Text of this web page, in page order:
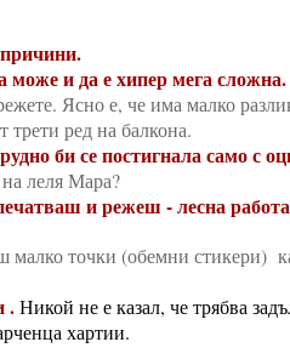
може и да е хипер мега сложна.
Ясно е, че има малко
ред на балкона.
би се постигнала само с
леля Мара?
и режеш - лесна
малко точки (обемни стикери)
.Никой не е казал, че трябва
хартии.